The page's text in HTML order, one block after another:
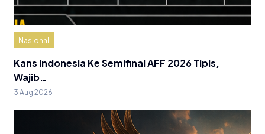
Nasional
Kans Indonesia Ke Semifinal AFF 2026 Tipis,
Wajib…
3 Aug 2026